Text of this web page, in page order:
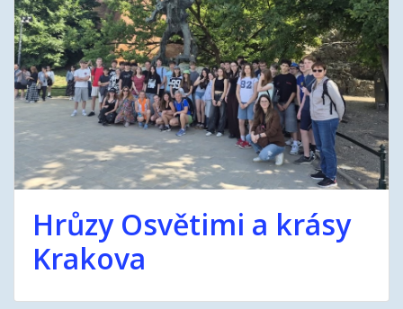
Hrůzy Osvětimi a krásy
Krakova